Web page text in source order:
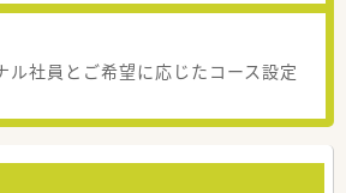
ル社員とご希望に応じたコース設定